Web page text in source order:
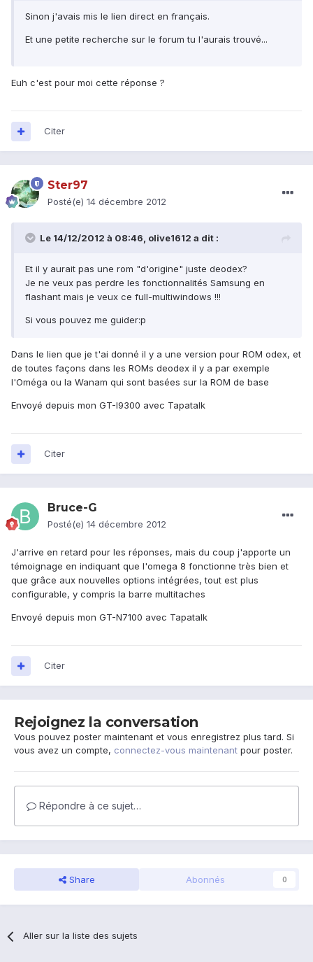
Sinon j'avais mis le lien direct en français.
Et une petite recherche sur le forum tu l'aurais trouvé...
Euh c'est pour moi cette réponse ?
Citer
Ster97
Posté(e) 14 décembre 2012
Le 14/12/2012 à 08:46, olive1612 a dit :
Et il y aurait pas une rom "d'origine" juste deodex?
Je ne veux pas perdre les fonctionnalités Samsung en
flashant mais je veux ce full-multiwindows !!!
Si vous pouvez me guider:p
Dans le lien que je t'ai donné il y a une version pour ROM odex, et
de toutes façons dans les ROMs deodex il y a par exemple
l'Oméga ou la Wanam qui sont basées sur la ROM de base
Envoyé depuis mon GT-I9300 avec Tapatalk
Citer
Bruce-G
Posté(e) 14 décembre 2012
J'arrive en retard pour les réponses, mais du coup j'apporte un
témoignage en indiquant que l'omega 8 fonctionne très bien et
que grâce aux nouvelles options intégrées, tout est plus
configurable, y compris la barre multitaches
Envoyé depuis mon GT-N7100 avec Tapatalk
Citer
Rejoignez la conversation
Vous pouvez poster maintenant et vous enregistrez plus tard. Si
vous avez un compte, connectez-vous maintenant pour poster.
Répondre à ce sujet…
Share Abonnés 0
Aller sur la liste des sujets